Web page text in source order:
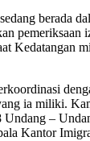
berada
ia miliki.
–
Kantor